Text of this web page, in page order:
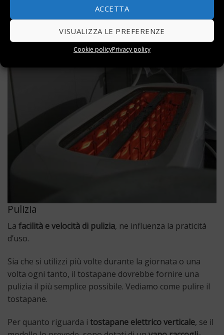
ACCETTA
VISUALIZZA LE PREFERENZE
Cookie policyPrivacy policy
Grazie alle diverse impostazioni, si potrà
temperaturaallospessore del paneguadagnando
anche in termini di velocità di tostatura.
Pulizia
La facilità e velocità di pulizia, ne influenza la praticità
d’uso.
Sia che si utilizzi più volte durante la giornata o una
volta ogni tanto, il tostapane dovrebbe fornire una
pulizia il più semplice possibile. Vediamo come pulire il
tostapane.
Per quanto riguarda i tostapane elettrico verticale, se il